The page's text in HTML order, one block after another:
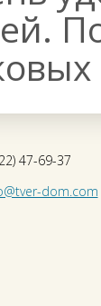
47-69-37
dom.com